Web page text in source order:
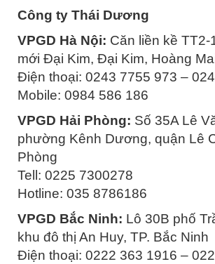
Công ty Thái Dương
VPGD Hà Nội: Căn liền kề TT2-
mới Đại Kim, Đại Kim, Hoàng
Điện thoại: 0243 7755 973 –
Mobile: 0984 586 186
VPGD Hải Phòng: Số 35A Lê
phường Kênh Dương, quận Lê
Phòng
Tell: 0225 7300278
Hotline: 035 8786186
VPGD Bắc Ninh: Lô 30B phố
khu đô thị An Huy, TP. Bắc Ninh
Điện thoại: 0222 363 1916 –